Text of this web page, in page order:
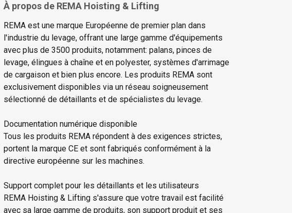
À propos de REMA Hoisting & Lifting
REMA est une marque Européenne de premier plan dans
l'industrie du levage, offrant une large gamme d'équipements
avec plus de 3500 produits, notamment: palans, pinces de
levage, élingues à chaîne et en polyester, systèmes d'arrimage
de cargaison et bien plus encore. Les produits REMA sont
exclusivement disponibles via un réseau soigneusement
sélectionné de détaillants et de spécialistes du levage.
Documentation numérique disponible
Tous les produits REMA répondent à des exigences strictes,
portent la marque CE et sont fabriqués conformément à la
directive européenne sur les machines.
Support complet pour les détaillants et les utilisateurs
REMA Hoisting & Lifting s'assure que votre travail est facilité
avec sa large gamme de produits, son support produit et ses